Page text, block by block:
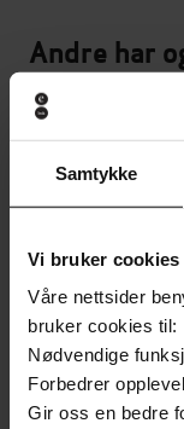
Samtykke
Vi bruker cookies
Våre nettsider
bruker cookies til:
Nødvendige
Forbedrer
Gir oss en bedre
Andre har